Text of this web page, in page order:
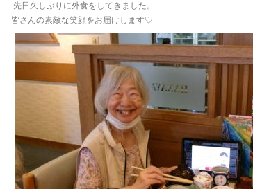
先日久しぶりに外食をしてきました。
皆さんの素敵な笑顔をお届けします♡